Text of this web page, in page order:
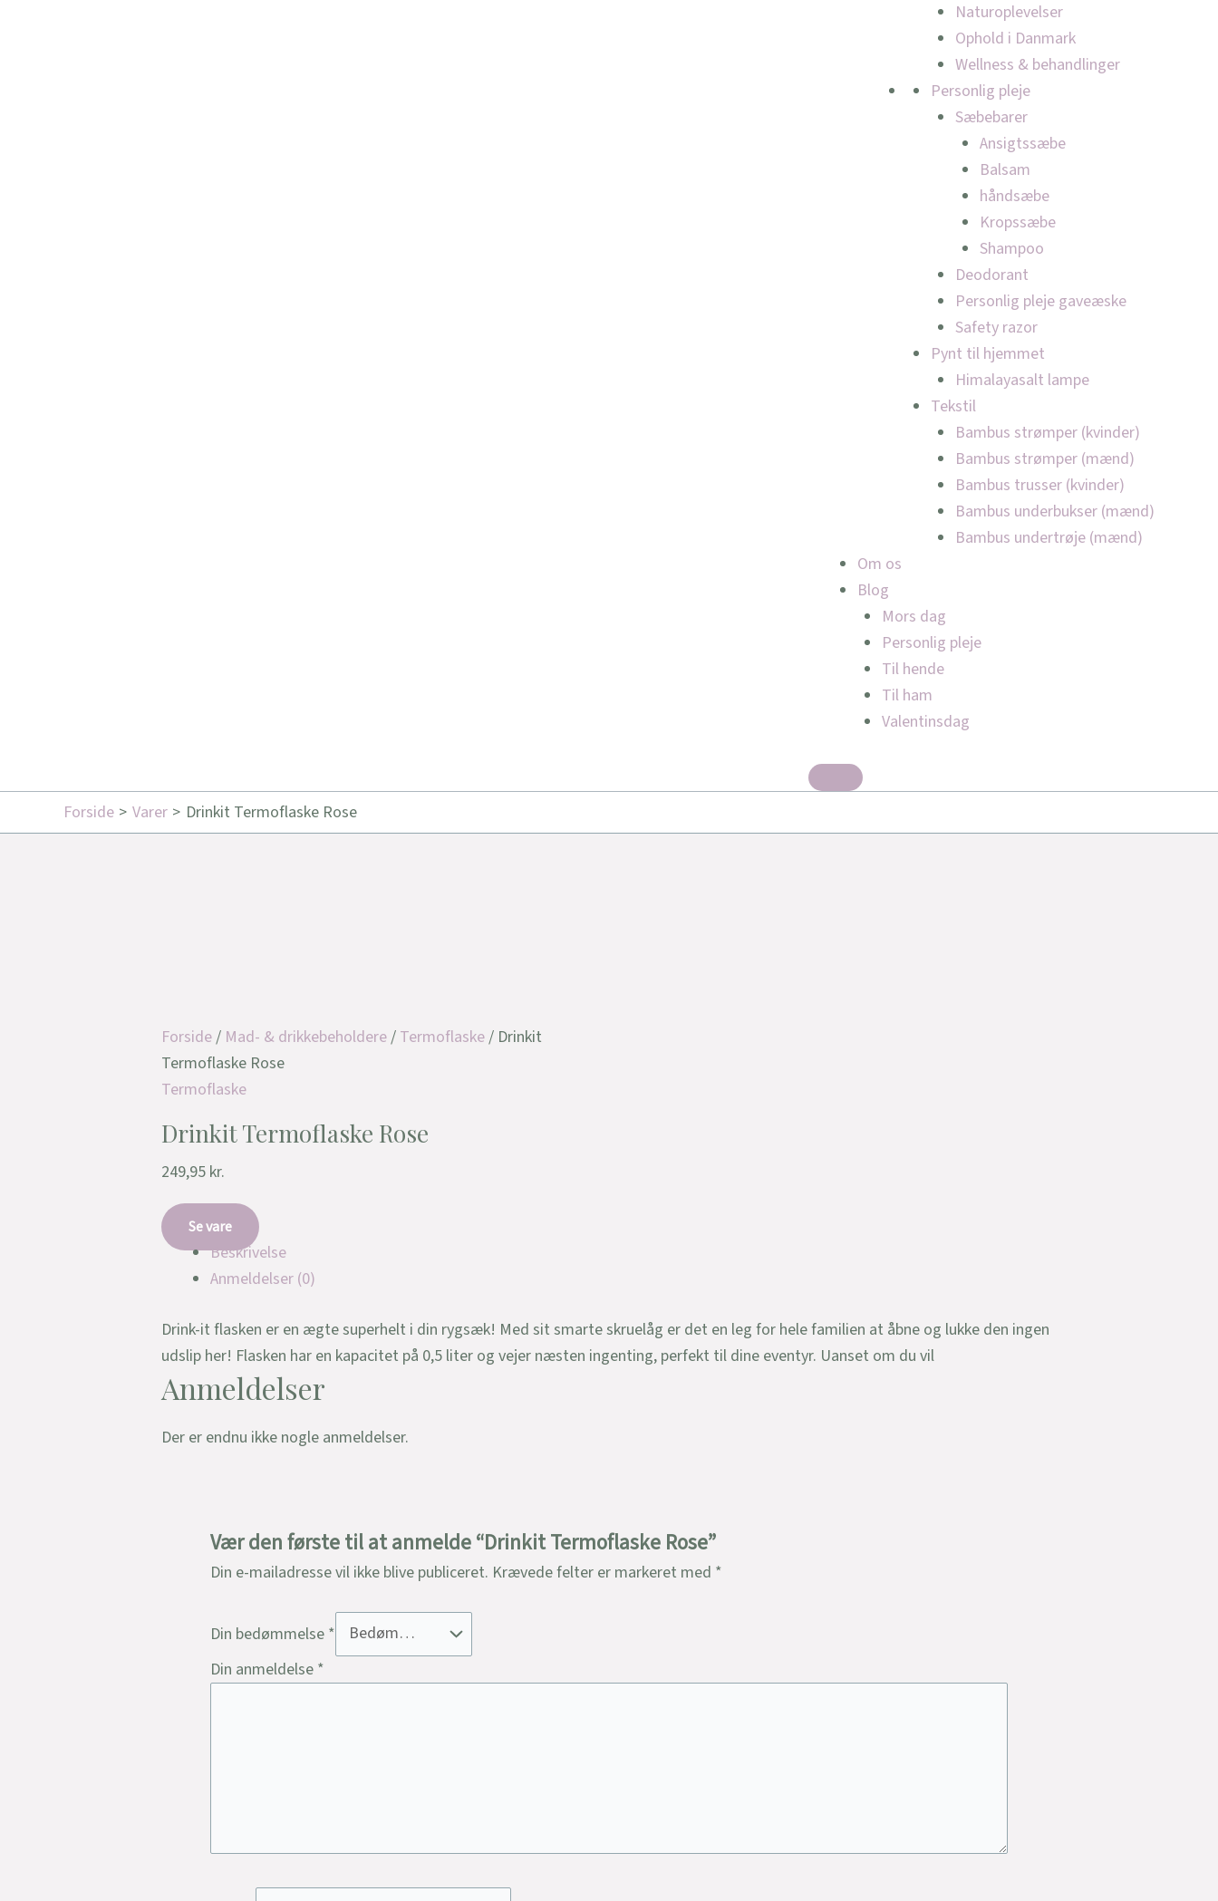
Naturoplevelser
Ophold i Danmark
Wellness & behandlinger
Personlig pleje
Sæbebarer
Ansigtssæbe
Balsam
håndsæbe
Kropssæbe
Shampoo
Deodorant
Personlig pleje gaveæske
Safety razor
Pynt til hjemmet
Himalayasalt lampe
Tekstil
Bambus strømper (kvinder)
Bambus strømper (mænd)
Bambus trusser (kvinder)
Bambus underbukser (mænd)
Bambus undertrøje (mænd)
Om os
Blog
Mors dag
Personlig pleje
Til hende
Til ham
Valentinsdag
Forside Varer Drinkit Termoflaske Rose
Forside/ Mad- & drikkebeholdere/ Termoflaske/ Drinkit
Termoflaske Rose
Termoflaske
Drinkit Termoflaske Rose
249,95 kr.
Se vare
Beskrivelse
Anmeldelser (0)
Drink-it flasken er en ægte superhelt i din rygsæk! Med sit smarte skruelåg er det en leg for hele familien at åbne og lukke den ingen
udslip her! Flasken har en kapacitet på 0,5 liter og vejer næsten ingenting, perfekt til dine eventyr. Uanset om du vil
Anmeldelser
Der er endnu ikke nogle anmeldelser.
Vær den første til at anmelde “Drinkit Termoflaske Rose”
Din e-mailadresse vil ikke blive publiceret. Krævede felter er markeret med *
Din bedømmelse *
Din anmeldelse *